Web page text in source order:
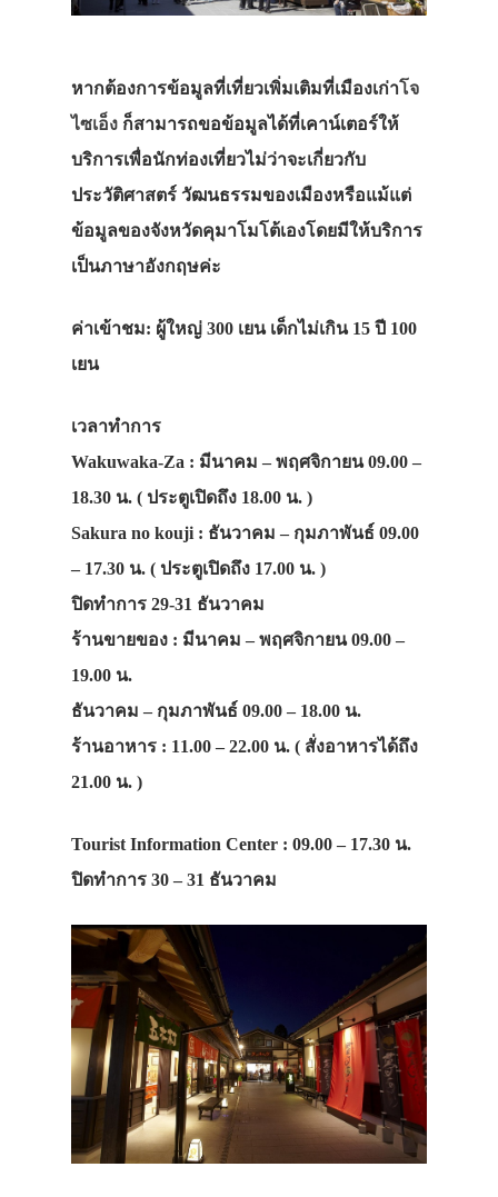
หากต้องการข้อมูลที่เที่ยวเพิ่มเติมที่เมืองเก่าโจ
ไซเอ็ง ก็สามารถขอข้อมูลได้ที่เคาน์เตอร์ให้
บริการเพื่อนักท่องเที่ยวไม่ว่าจะเกี่ยวกับ
ประวัติศาสตร์ วัฒนธรรมของเมืองหรือแม้แต่
ข้อมูลของจังหวัดคุมาโมโต้เองโดยมีให้บริการ
เป็นภาษาอังกฤษค่ะ
ค่าเข้าชม: ผู้ใหญ่ 300 เยน เด็กไม่เกิน 15 ปี 100
เยน
เวลาทำการ
Wakuwaka-Za : มีนาคม – พฤศจิกายน 09.00 –
18.30 น. ( ประตูเปิดถึง 18.00 น. )
Sakura no kouji : ธันวาคม – กุมภาพันธ์ 09.00
– 17.30 น. ( ประตูเปิดถึง 17.00 น. )
ปิดทำการ 29-31 ธันวาคม
ร้านขายของ : มีนาคม – พฤศจิกายน 09.00 –
19.00 น.
ธันวาคม – กุมภาพันธ์ 09.00 – 18.00 น.
ร้านอาหาร : 11.00 – 22.00 น. ( สั่งอาหารได้ถึง
21.00 น. )
Tourist Information Center : 09.00 – 17.30 น.
ปิดทำการ 30 – 31 ธันวาคม